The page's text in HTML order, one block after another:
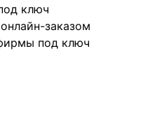
ключ
заказом
под ключ